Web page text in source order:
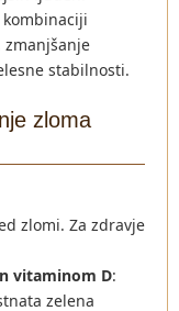
zmanjšanje
stabilnosti.
zloma
zlomi. Za zdravje
vitaminom D:
zelena